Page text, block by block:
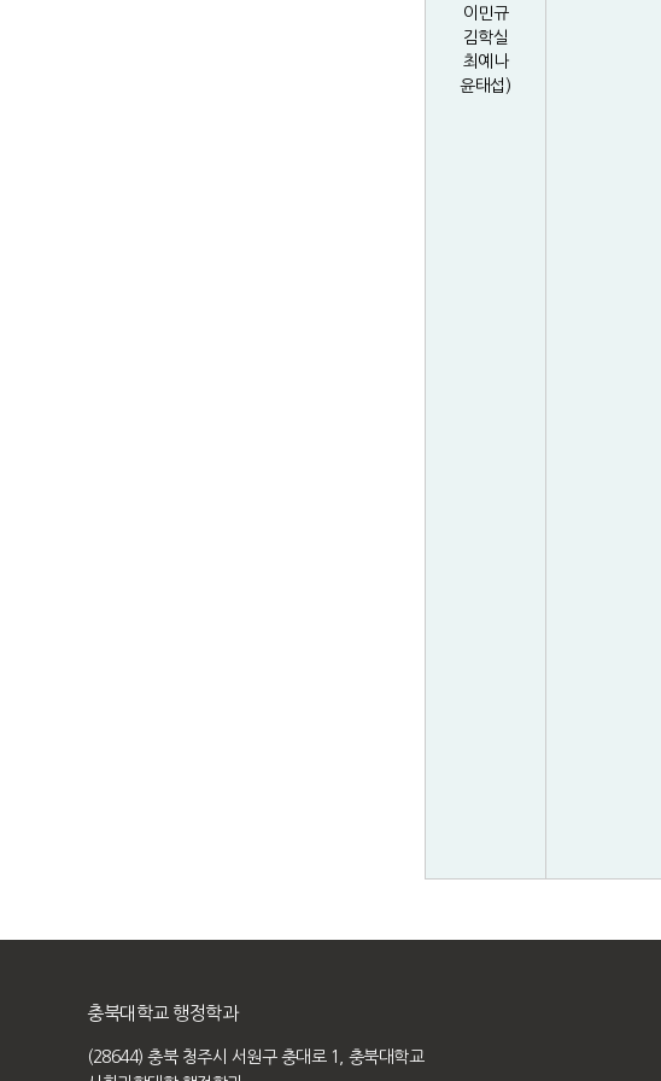
이민규
김학실
최예나
윤태섭)
충북대학교 행정학과
(28644) 충북 청주시 서원구 충대로 1, 충북대학교